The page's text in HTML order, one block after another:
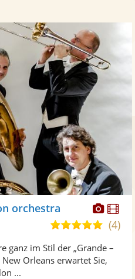
Fotos
orchestra
5,0
5
Sternen
(4)
ganz im Stil der „Grande –
Orleans erwartet Sie,
...